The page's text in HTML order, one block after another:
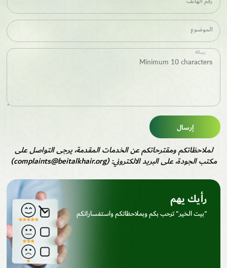
الموضوع
رسالة
إرسال
لملاحظاتكم ومقترحاتكم عن الخدمات المقدمة، يرجى التواصل على
مكتب الجودة، على البريد الالكتروني: (complaints@beitalkhair.org)
رأيك يهم
"بيت الخير" ترحب بكم وبملاحظاتكم واستفساراتكم